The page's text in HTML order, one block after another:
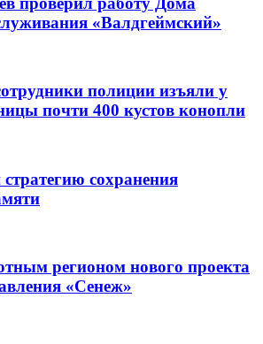
«Валдгеймский»
полиции изъяли у
почти 400 кустов конопли
сохранения
регионом нового проекта
«Сенеж»